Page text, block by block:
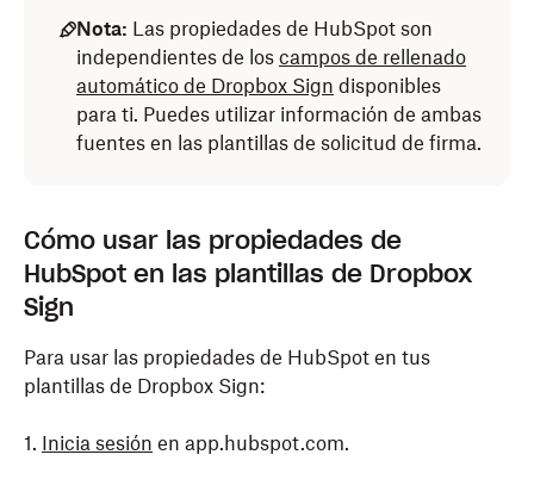
Nota: Las propiedades de HubSpot son
independientes de los campos de rellenado
automático de Dropbox Sign disponibles
para ti. Puedes utilizar información de ambas
fuentes en las plantillas de solicitud de firma.
Cómo usar las propiedades de
HubSpot en las plantillas de Dropbox
Sign
Para usar las propiedades de HubSpot en tus
plantillas de Dropbox Sign:
1. Inicia sesión en app.hubspot.com.